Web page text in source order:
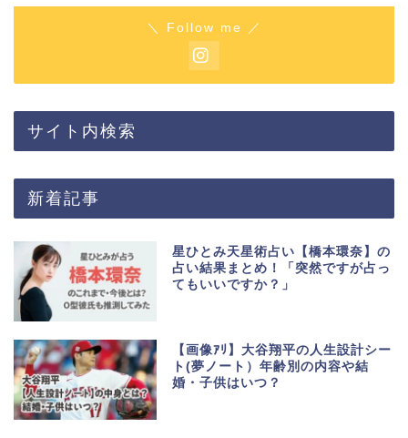
＼ Follow me ／
サイト内検索
新着記事
星ひとみ天星術占い【橋本環奈】の
占い結果まとめ！「突然ですが占っ
てもいいですか？」
【画像ｱﾘ】大谷翔平の人生設計シー
ト(夢ノート）年齢別の内容や結
婚・子供はいつ？